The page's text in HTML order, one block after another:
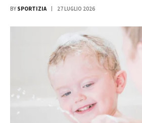
BY SPORTIZIA 27 LUGLIO 2026